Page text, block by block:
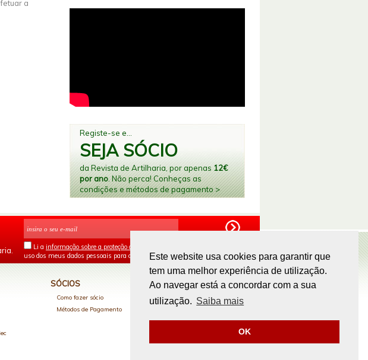
Este website usa cookies para garantir que
tem uma melhor experiência de utilização.
Ao navegar está a concordar com a sua
utilização. Saiba mais
OK
a
Registe-se e...
SEJA SÓCIO
da Revista de Artilharia, por apenas 12€
por ano. Não perca! Conheças as
condições e métodos de pagamento >
Li a informação sobre a proteção de dados
uso dos meus dados pessoais para os fins mencionados.
SÓCIOS
Como fazer sócio
Métodos de Pagamento
PAGAMENTOS ONLINE